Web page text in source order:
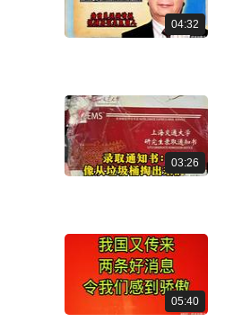
04:32
03:26
05:40